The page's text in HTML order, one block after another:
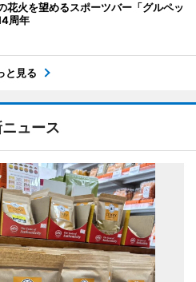
花火を望めるスポーツバー「グルペッ
周年
と見る
ュース